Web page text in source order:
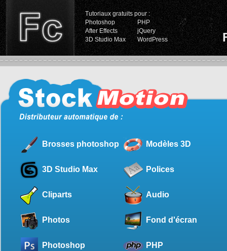
Tutoriaux gratuits pour :
Photoshop
PHP
After Effects
jQuery
3D Studio Max
WordPress
Brosses photoshop Modèles 3D
3D Studio Max Polices
Cliparts Audio
Photos Fond d'écran
Photoshop PHP